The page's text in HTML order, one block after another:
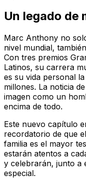
Un legado de
Marc Anthony no
nivel mundial,
Con tres premios
Latinos, su carrera
es su vida personal
millones. La noticia
imagen como un
encima de todo.
Este nuevo capítulo
recordatorio de que
familia es el mayor
estarán atentos a
y celebrarán, junto a
especial.